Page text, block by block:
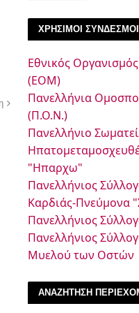
ΧΡΗΣΙΜΟΙ ΣΥΝΔΕΣΜΟΙ
Εθνικός
(ΕΟΜ)
Πανελλήνια
(Π.Ο.Ν.)
Πανελλήνιο
"Ηπαρχω"
Πανελλήνιος
Καρδιάς-Πνεύμονα
Πανελλήνιος
Πανελλήνιος
Μυελού των Οστών
ΑΝΑΖΗΤΗΣΗ